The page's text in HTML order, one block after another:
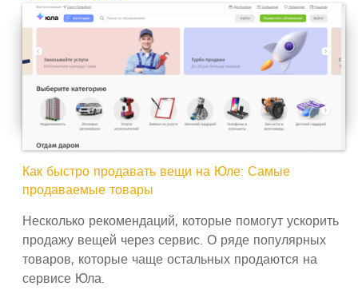
Как быстро продавать вещи на Юле: Самые
продаваемые товары
Несколько рекомендаций, которые помогут ускорить
продажу вещей через сервис. О ряде популярных
товаров, которые чаще остальных продаются на
сервисе Юла.